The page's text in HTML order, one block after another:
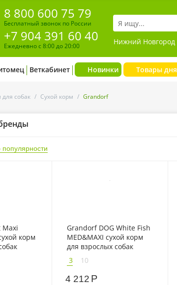
8 800 600 75 79
Бесплатный звонок по России
+7 904 391 60 40
Ежедневно с 8:00 до 20:00 Нижний Новгород
Веткабинет Новинки Товары дня
для собак / Сухой корм / Grandorf
популярности
Maxi
корм
Grandorf DOG White Fish
MED&MAXI сухой корм
для взрослых собак
средних и крупных
пород с белой рыбой
3 10
4 212 Р